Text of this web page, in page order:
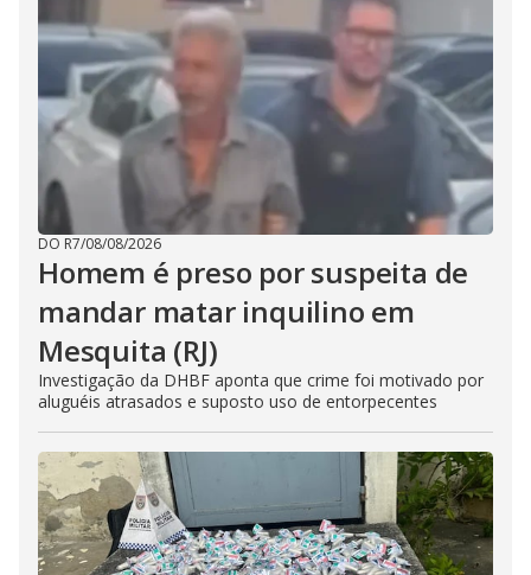
DO R7/08/08/2026
Homem é preso por suspeita de
mandar matar inquilino em
Mesquita (RJ)
Investigação da DHBF aponta que crime foi motivado por
aluguéis atrasados e suposto uso de entorpecentes